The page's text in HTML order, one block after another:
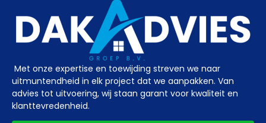
Met onze expertise en toewijding streven we naar
uitmuntendheid in elk project dat we aanpakken. Van
advies tot uitvoering, wij staan garant voor kwaliteit en
klanttevredenheid.